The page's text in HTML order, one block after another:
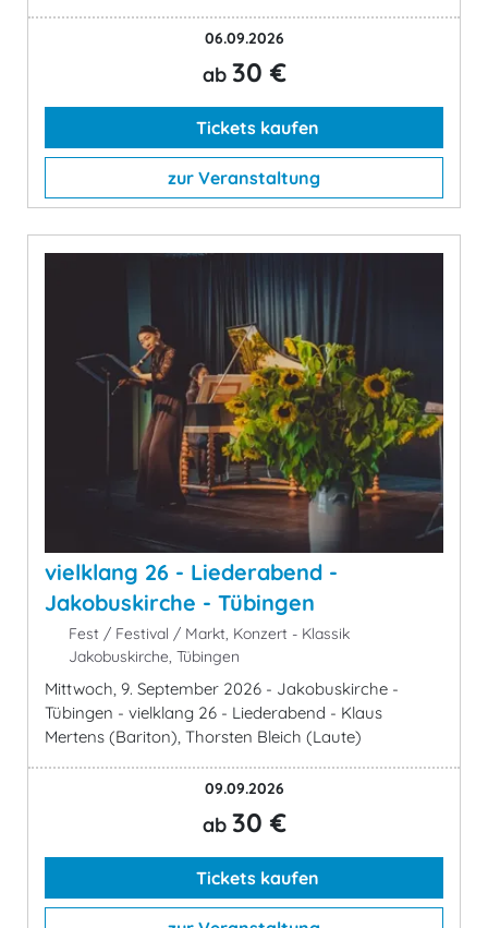
06.09.2026
ab 30 €
Tickets kaufen
zur Veranstaltung
vielklang 26 - Liederabend -
Jakobuskirche - Tübingen
Fest / Festival / Markt, Konzert - Klassik
Jakobuskirche, Tübingen
Mittwoch, 9. September 2026 - Jakobuskirche -
Tübingen - vielklang 26 - Liederabend - Klaus
Mertens (Bariton), Thorsten Bleich (Laute)
09.09.2026
ab 30 €
Tickets kaufen